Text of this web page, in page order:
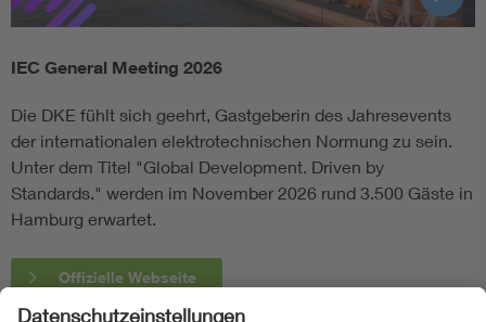
IEC General Meeting 2026
Die DKE fühlt sich geehrt, Gastgeberin des Jahresevents
der internationalen elektrotechnischen Normung zu sein.
Unter dem Titel "Global Development. Driven by
Standards." werden im November 2026 rund 3.500 Gäste in
Hamburg erwartet.
Offizielle Webseite